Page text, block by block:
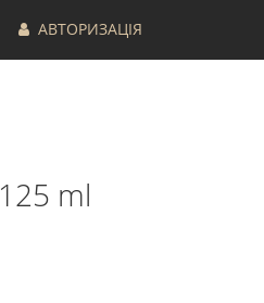
АВТОРИЗАЦІЯ
ml